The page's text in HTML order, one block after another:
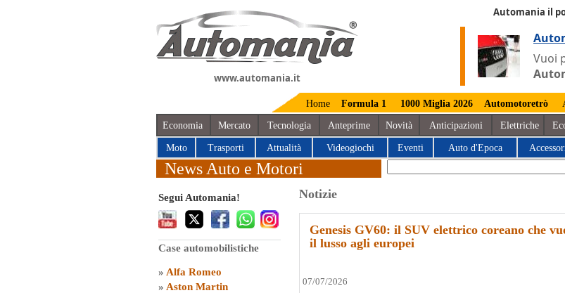
www.automania.it
Automania il
Vuoi
Home Formula 1 1000 Miglia 2026 Automotoretrò
Economia Mercato Tecnologia Anteprime Novità Anticipazioni Elettriche
Moto Trasporti Attualità Videogiochi Eventi Auto d'Epoca
News Auto e Motori
Segui Automania!
Case automobilistiche
» Alfa Romeo
» Aston Martin
Notizie
Genesis GV60: il SUV elettrico coreano che
il lusso agli europei
07/07/2026